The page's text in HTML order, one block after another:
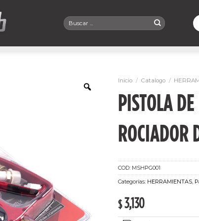
Buscar
por:
Inicio / Catalogo /
PISTOLA
ROCIADOR
COD: MSHPG001
Categorías: HERRAMIENTAS,
$ 3,130